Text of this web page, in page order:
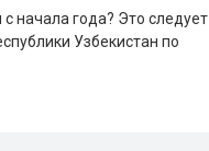
начала года? Это следует
Узбекистан по